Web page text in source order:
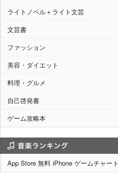
ライトノベル＋ライト文芸
文芸書
ファッション
美容・ダイエット
料理・グルメ
自己啓発書
ゲーム攻略本
App Store 無料 iPhone ゲームチャート